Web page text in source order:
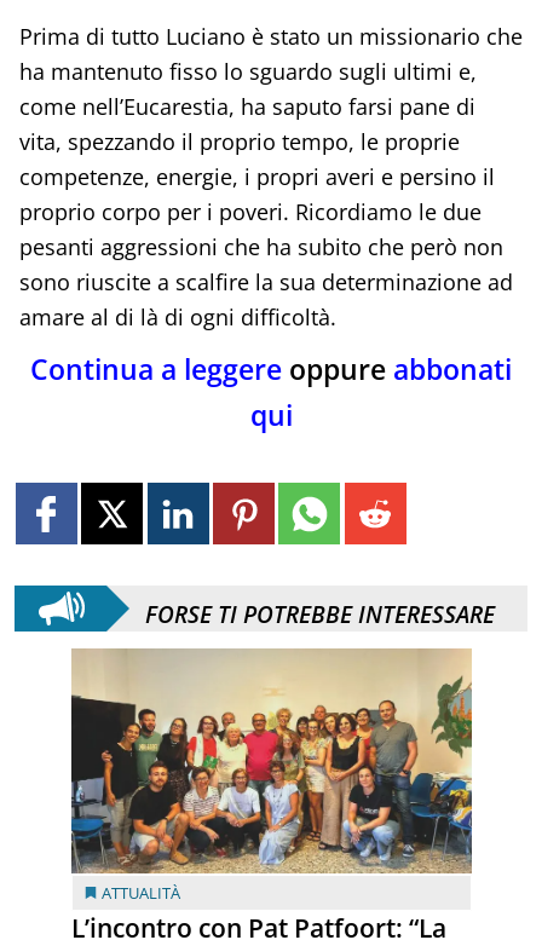
Prima di tutto Luciano è stato un missionario che
ha mantenuto fisso lo sguardo sugli ultimi e,
come nell’Eucarestia, ha saputo farsi pane di
vita, spezzando il proprio tempo, le proprie
competenze, energie, i propri averi e persino il
proprio corpo per i poveri. Ricordiamo le due
pesanti aggressioni che ha subito che però non
sono riuscite a scalfire la sua determinazione ad
amare al di là di ogni difficoltà.
Continua a leggere oppure abbonati
qui
FORSE TI POTREBBE INTERESSARE
ATTUALITÀ
L’incontro con Pat Patfoort: “La